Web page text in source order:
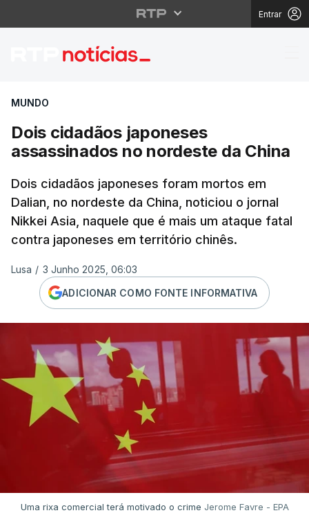
Entrar
Dois cidadãos
MUNDO
Dois cidadãos japoneses
assassinados no nordeste da China
Dois cidadãos japoneses foram mortos em
Dalian, no nordeste da China, noticiou o jornal
Nikkei Asia, naquele que é mais um ataque fatal
contra japoneses em território chinês.
Lusa / 3 Junho 2025, 06:03
ADICIONAR COMO FONTE INFORMATIVA
Uma rixa comercial terá motivado o crime Jerome Favre - EPA